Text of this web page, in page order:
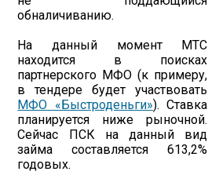
обналичиванию.
На данный момент МТС
находится в поисках
партнерского МФО (к примеру,
в тендере будет участвовать
МФО «Быстроденьги»). Ставка
планируется ниже рыночной.
Сейчас ПСК на данный вид
займа составляется 613,2%
годовых.